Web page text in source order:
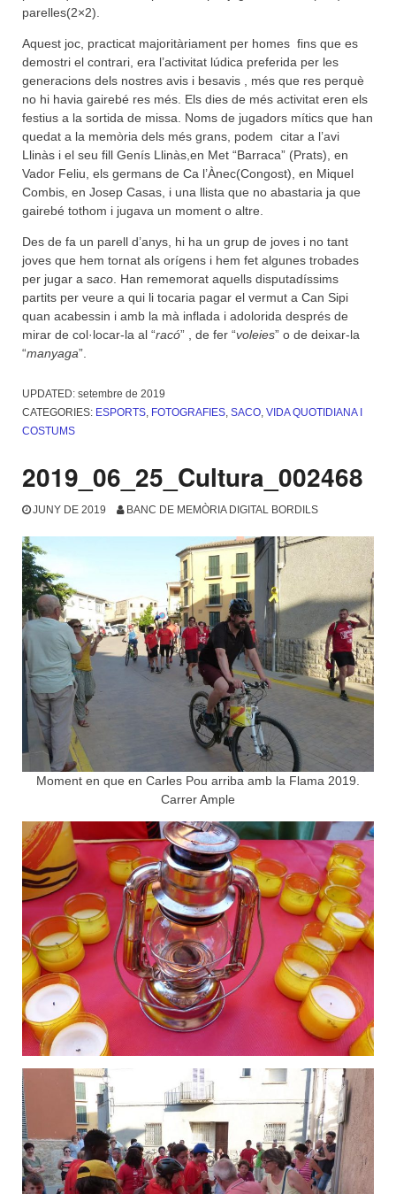
parelles(2×2).
Aquest joc, practicat majoritàriament per homes fins que es
demostri el contrari, era l’activitat lúdica preferida per les
generacions dels nostres avis i besavis , més que res perquè
no hi havia gairebé res més. Els dies de més activitat eren els
festius a la sortida de missa. Noms de jugadors mítics que han
quedat a la memòria dels més grans, podem citar a l’avi
Llinàs i el seu fill Genís Llinàs,en Met “Barraca” (Prats), en
Vador Feliu, els germans de Ca l’Ànec(Congost), en Miquel
Combis, en Josep Casas, i una llista que no abastaria ja que
gairebé tothom i jugava un moment o altre.
Des de fa un parell d’anys, hi ha un grup de joves i no tant
joves que hem tornat als orígens i hem fet algunes trobades
per jugar a saco . Han rememorat aquells disputadíssims
partits per veure a qui li tocaria pagar el vermut a Can Sipi
quan acabessin i amb la mà inflada i adolorida després de
mirar de col·locar-la al “racó” , de fer “voleies” o de deixar-la
“manyaga”.
UPDATED: setembre de 2019
CATEGORIES: ESPORTS, FOTOGRAFIES, SACO, VIDA QUOTIDIANA I
COSTUMS
2019_06_25_Cultura_002468
JUNY DE 2019 BANC DE MEMÒRIA DIGITAL BORDILS
Moment en que en Carles Pou arriba amb la Flama 2019.
Carrer Ample